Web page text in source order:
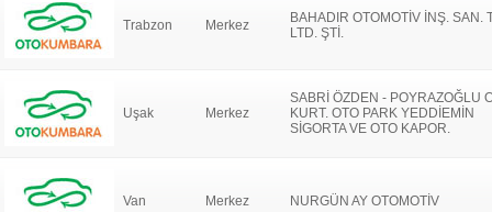
Trabzon Merkez
BAHADIR OTOMOTİV İNŞ. SAN.
LTD. ŞTİ.
Uşak Merkez
SABRİ ÖZDEN - POYRAZOĞLU
KURT. OTO PARK YEDDİEMİN
SİGORTA VE OTO KAPOR.
Van Merkez NURGÜN AY OTOMOTİV